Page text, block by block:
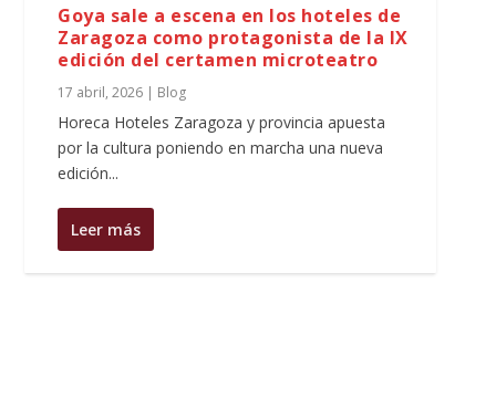
Goya sale a escena en los hoteles de
Zaragoza como protagonista de la IX
edición del certamen microteatro
17 abril, 2026 | Blog
Horeca Hoteles Zaragoza y provincia apuesta
por la cultura poniendo en marcha una nueva
edición...
Leer más